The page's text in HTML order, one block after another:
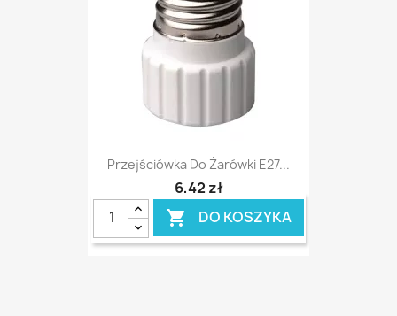
Przejściówka Do Żarówki E27...
6,42 zł
 DO KOSZYKA